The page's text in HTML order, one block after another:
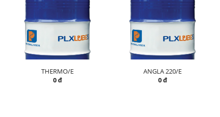
THERMO/E
0 đ
ANGLA 220/E
0 đ